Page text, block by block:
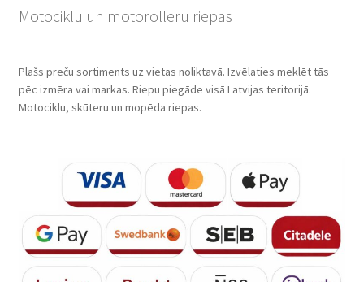
Motociklu un motorolleru riepas
Plašs preču sortiments uz vietas noliktavā. Izvēlaties meklēt tās
pēc izmēra vai markas. Riepu piegāde visā Latvijas teritorijā.
Motociklu, skūteru un mopēda riepas.